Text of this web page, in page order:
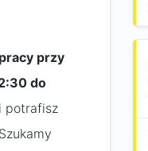
przy
do
potrafisz